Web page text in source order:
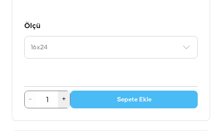
Ölçü
16x24
- + Sepete Ekle